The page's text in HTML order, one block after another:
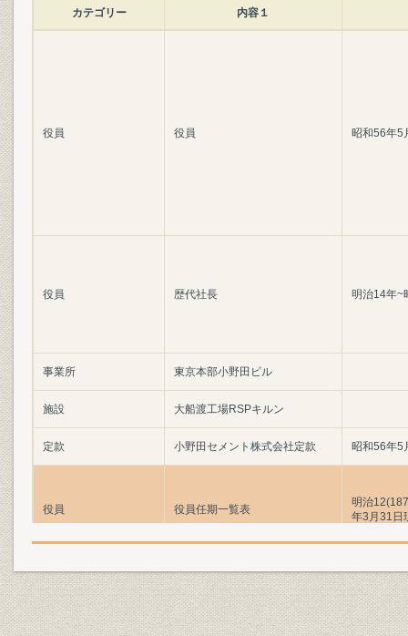
カテゴリー 内容１
役員 役員 昭和56年5
役員 歴代社長 明治14年~
事業所 東京本部小野田ビル
施設 大船渡工場RSPキルン
定款 小野田セメント株式会社定款 昭和56年5
役員 役員任期一覧表
明治
年3月31日
事業所 事業所一覧
事業所 当社工場変遷図 明治13年~